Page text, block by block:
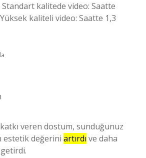
Standart kalitede video: Saatte
kaliteli video: Saatte 1,3
veren dostum, sunduğunuz
estetik değerini artırdı ve daha